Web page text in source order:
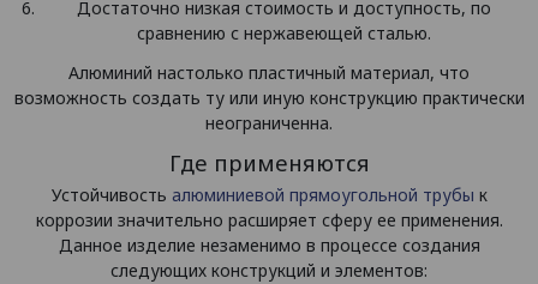
Достаточно низкая стоимость и доступность, по
сравнению с нержавеющей сталью.
Алюминий настолько пластичный материал, что
возможность создать ту или иную конструкцию практически
неограниченна.
Где применяются
Устойчивость алюминиевой прямоугольной трубы к
коррозии значительно расширяет сферу ее применения.
Данное изделие незаменимо в процессе создания
следующих конструкций и элементов: